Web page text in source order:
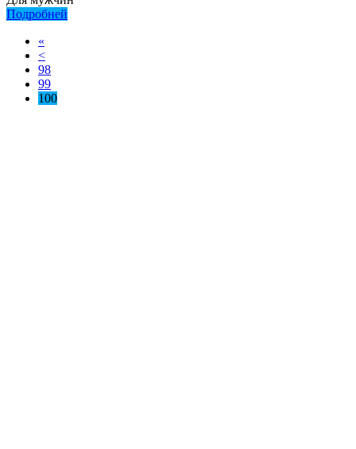
Подробней
«
<
98
99
100